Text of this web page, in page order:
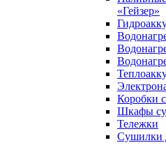
«Гейзер»
Коробки
Шкафы
Тележки
Сушилки